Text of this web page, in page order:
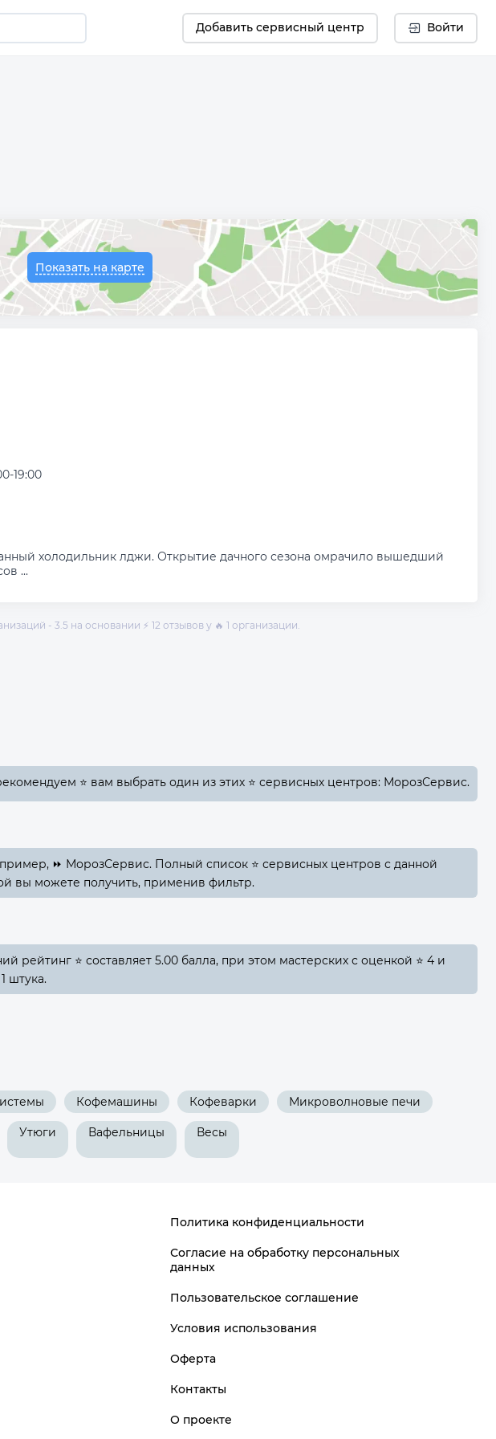
Добавить сервисный центр Войти
Показать на карте
19:00
холодильник лджи. Открытие дачного сезона омрачило вышедший
...
- 3.5 на основании ⚡ 12 отзывов у 🔥 1 организации.
⭐ вам выбрать один из этих ⭐ сервисных центров: МорозСервис.
⏩ МорозСервис. Полный список ⭐ сервисных центров с данной
вы можете получить, применив фильтр.
рейтинг ⭐ составляет 5.00 балла, при этом мастерских с оценкой ⭐ 4 и
штука.
Кофемашины Кофеварки Микроволновые печи
Утюги Вафельницы Весы
Политика конфиденциальности
Согласие на обработку персональных
данных
Пользовательское соглашение
Условия использования
Оферта
Контакты
О проекте